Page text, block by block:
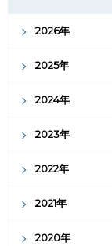
2026年
2025年
2024年
2023年
2022年
2021年
2020年